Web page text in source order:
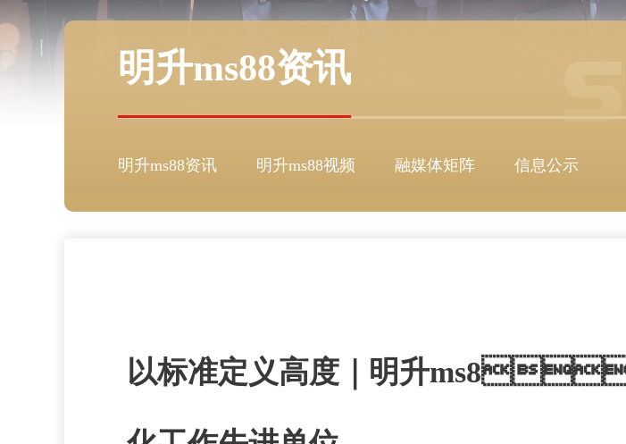
明升ms88资讯
明升ms88资讯 明升ms88视频 融媒体矩阵 信息公示
以标准定义高度｜明升